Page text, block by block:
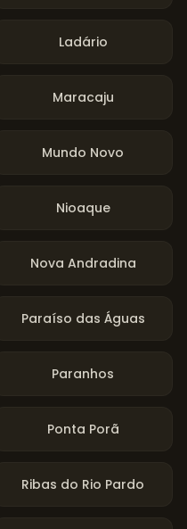
Ladário
Maracaju
Mundo Novo
Nioaque
Nova Andradina
Paraíso das Águas
Paranhos
Ponta Porã
Ribas do Rio Pardo